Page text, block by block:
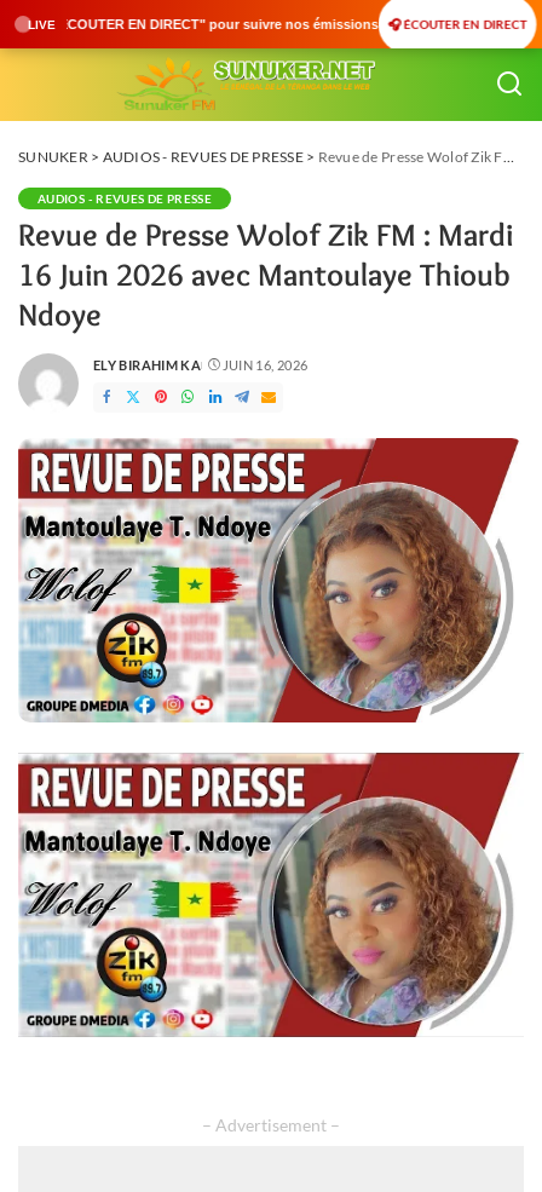
LIVEpour suivre nos émissions en temps réel • 🇸🇳 Actualités du Sénégal • 🌍
🎧 ÉCOUTER EN DIRECT
SUNUKER> AUDIOS - REVUES DE PRESSE> Revue de Presse Wolof Zik FM : Mardi 16 Juin 2026 avec Mantoulaye Thioub Ndoye
AUDIOS - REVUES DE PRESSE
Revue de Presse Wolof Zik FM : Mardi
16 Juin 2026 avec Mantoulaye Thioub
Ndoye
POSTED
BY
ELY BIRAHIM KA JUIN 16, 2026
– Advertisement –